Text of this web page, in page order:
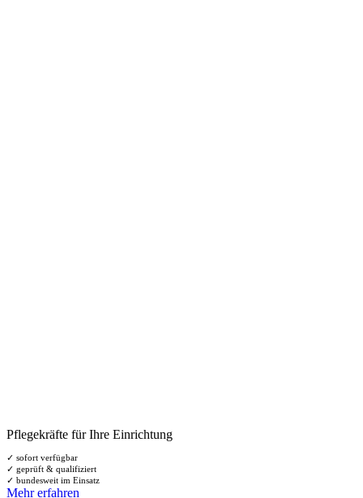
Pflegekräfte für Ihre Einrichtung
✓ sofort verfügbar
✓ geprüft & qualifiziert
✓ bundesweit im Einsatz
Mehr erfahren